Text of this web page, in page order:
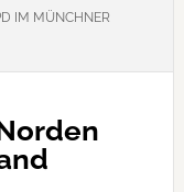
IM MÜNCHNER